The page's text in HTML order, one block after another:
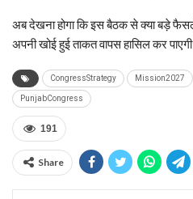
अब देखना होगा कि इस बैठक से क्या बड़े
अपनी खोई हुई ताकत वापस हासिल कर पाएगी
CongressStrategy Mission2027
PunjabCongress
191
Share